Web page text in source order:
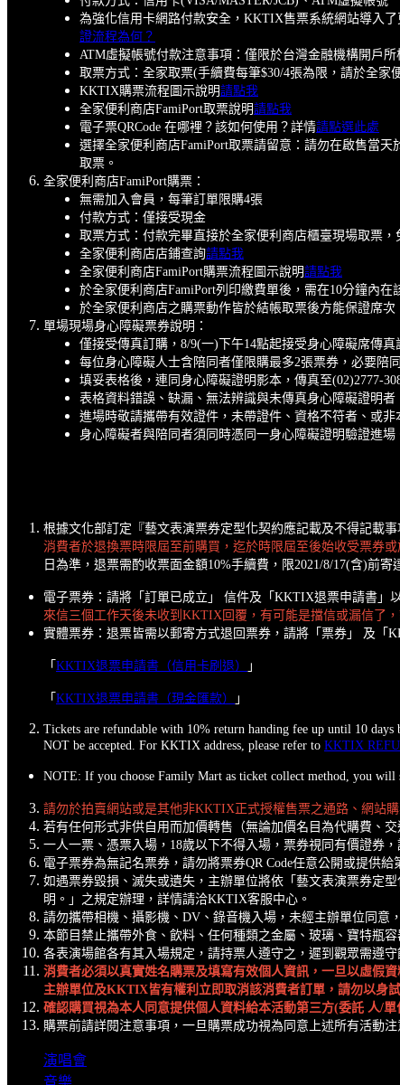
為強化信用卡網路付款安全，KKTIX售票系統網站導入
證流程為何？
ATM虛擬帳號付款注意事項：僅限於台灣金融機構開戶
取票方式：全家取票(手續費每筆$30/4張為限，請於全
KKTIX購票流程圖示說明請點我
全家便利商店FamiPort取票說明請點我
電子票QRCode 在哪裡？該如何使用？詳情請點選此處
選擇全家便利商店FamiPort取票請留意：請勿在啟售當
取票。
全家便利商店FamiPort購票：
無需加入會員，每筆訂單限購4張
付款方式：僅接受現金
取票方式：付款完畢直接於全家便利商店櫃臺現場取票，
全家便利商店店鋪查詢請點我
全家便利商店FamiPort購票流程圖示說明請點我
於全家便利商店FamiPort列印繳費單後，需在10分鐘內
於全家便利商店之購票動作皆於結帳取票後方能保證席
單場現場身心障礙票券說明：
僅接受傳真訂購，8/9(一)下午14點起接受身心障礙席傳真
每位身心障礙人士含陪同者僅限購最多2張票券，必要陪
填妥表格後，連同身心障礙證明影本，傳真至(02)2777-
表格資料錯誤、缺漏、無法辨識與未傳真身心障礙證明者
進場時敬請攜帶有效證件，未帶證件、資格不符者、或非
身心障礙者與陪同者須同時憑同一身心障礙證明驗證進場
根據文化部訂定『藝文表演票券定型化契約應記載及不得記載
消費者於退換票時限屆至前購買，迄於時限屆至後始收受票券
日為準，退票需酌收票面金額10%手續費，限2021/8/17(含)前
電子票券：請將「訂單已成立」 信件及「KKTIX退票申請書」
來信三個工作天後未收到KKTIX回覆，有可能是擋信或漏信了
實體票券：退票皆需以郵寄方式退回票券，請將「票券」 及「
「 KKTIX退票申請書（信用卡刷退） 」
「 KKTIX退票申請書（現金匯款） 」
Tickets are refundable with 10% return handing fee up until 10
NOT be accepted. For KKTIX address, please refer to KKTIX
NOTE: If you choose Family Mart as ticket collect method, you
請勿於拍賣網站或是其他非KKTIX正式授權售票之通路、網站
若有任何形式非供自用而加價轉售（無論加價名目為代購費、
一人一票、憑票入場，18歲以下不得入場，票券視同有價證券
電子票券為無記名票券，請勿將票券QR Code任意公開或提供給
如遇票券毀損、滅失或遺失，主辦單位將依「藝文表演票券定
明。」之規定辦理，詳情請洽KKTIX客服中心。
請勿攜帶相機、攝影機、DV、錄音機入場，未經主辦單位同意
本節目禁止攜帶外食、飲料、任何種類之金屬、玻璃、寶特瓶
各表演場館各有其入場規定，請持票人遵守之，遲到觀眾需遵守
消費者必須以真實姓名購票及填寫有效個人資訊，一旦以虛假
主辦單位及KKTIX皆有權利立即取消該消費者訂單，請勿以身
確認購買視為本人同意提供個人資料給本活動第三方(委託 人/
購票前請詳閱注意事項，一旦購票成功視為同意上述所有活動注
演唱會
音樂